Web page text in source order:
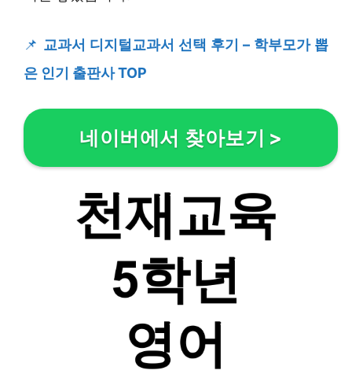
📌 교과서 디지털교과서 선택 후기 – 학부모가 뽑
은 인기 출판사 TOP
네이버에서 찾아보기 >